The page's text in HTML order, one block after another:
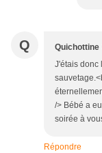
Q Quichottine
J'étais donc
/> Bébé a
soirée à
Répondre